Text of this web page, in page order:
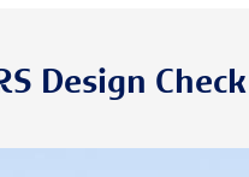
Design Check